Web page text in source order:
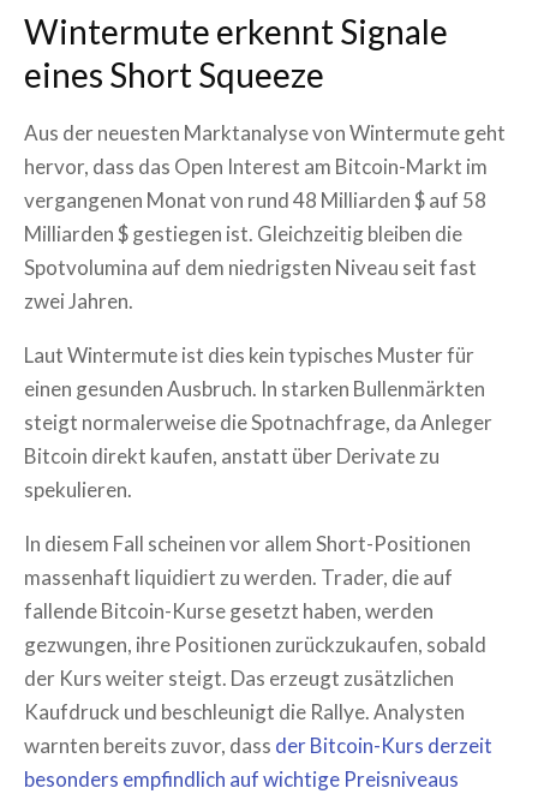
Wintermute erkennt Signale
eines Short Squeeze
Aus der neuesten Marktanalyse von Wintermute geht
hervor, dass das Open Interest am Bitcoin-Markt im
vergangenen Monat von rund 48 Milliarden $ auf 58
Milliarden $ gestiegen ist. Gleichzeitig bleiben die
Spotvolumina auf dem niedrigsten Niveau seit fast
zwei Jahren.
Laut Wintermute ist dies kein typisches Muster für
einen gesunden Ausbruch. In starken Bullenmärkten
steigt normalerweise die Spotnachfrage, da Anleger
Bitcoin direkt kaufen, anstatt über Derivate zu
spekulieren.
In diesem Fall scheinen vor allem Short-Positionen
massenhaft liquidiert zu werden. Trader, die auf
fallende Bitcoin-Kurse gesetzt haben, werden
gezwungen, ihre Positionen zurückzukaufen, sobald
der Kurs weiter steigt. Das erzeugt zusätzlichen
Kaufdruck und beschleunigt die Rallye. Analysten
warnten bereits zuvor, dass der Bitcoin-Kurs derzeit
besonders empfindlich auf wichtige Preisniveaus